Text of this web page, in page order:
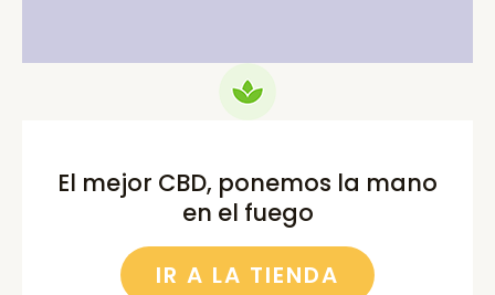
El mejor CBD, ponemos la mano
en el fuego
IR A LA TIENDA